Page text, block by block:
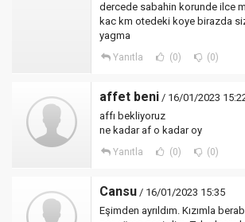
dercede sabahin korunde ilce
kac km otedeki koye birazda
yagma
Yanıtla (0) (0)
affet beni / 16/01/2023
affı bekliyoruz
ne kadar af o kadar oy
Yanıtla (0) (0)
Cansu / 16/01/2023 15:35
Eşimden ayrıldım. Kızımla